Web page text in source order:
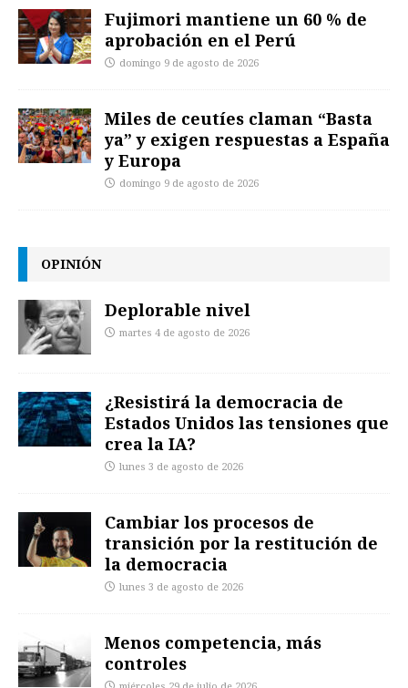
Fujimori mantiene un 60 % de
aprobación en el Perú
domingo 9 de agosto de 2026
Miles de ceutíes claman “Basta
ya” y exigen respuestas a España
y Europa
domingo 9 de agosto de 2026
OPINIÓN
Deplorable nivel
martes 4 de agosto de 2026
¿Resistirá la democracia de
Estados Unidos las tensiones que
crea la IA?
lunes 3 de agosto de 2026
Cambiar los procesos de
transición por la restitución de
la democracia
lunes 3 de agosto de 2026
Menos competencia, más
controles